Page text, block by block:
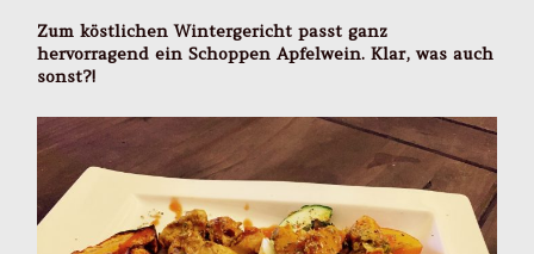
Zum köstlichen Wintergericht passt ganz
hervorragend ein Schoppen Apfelwein. Klar, was auch
sonst?!